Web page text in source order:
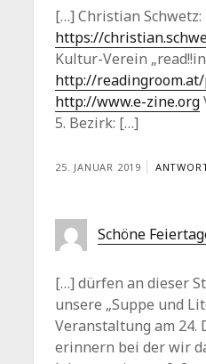
[…] Christian Schwetz:
https://
Kultur-Verein
http://
http://www.e-zine.org
5. Bezirk: […]
25. JANUAR 2019
Schöne
[…] dürfen an dieser
unsere „Suppe und
Veranstaltung am 24.
erinnern bei der wir